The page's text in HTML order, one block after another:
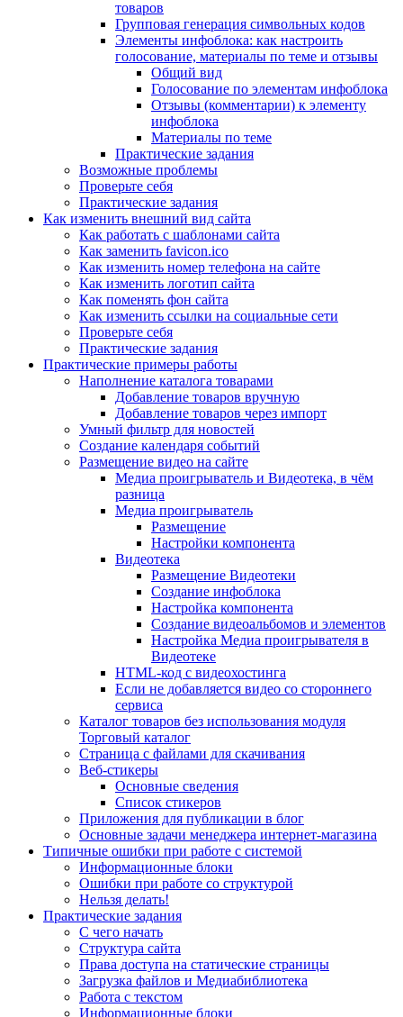
товаров
Групповая генерация символьных кодов
Элементы инфоблока: как настроить
голосование, материалы по теме и отзывы
Общий вид
Голосование по элементам инфоблока
Отзывы (комментарии) к элементу
инфоблока
Материалы по теме
Практические задания
Возможные проблемы
Проверьте себя
Практические задания
Как изменить внешний вид сайта
Как работать с шаблонами сайта
Как заменить favicon.ico
Как изменить номер телефона на сайте
Как изменить логотип сайта
Как поменять фон сайта
Как изменить ссылки на социальные сети
Проверьте себя
Практические задания
Практические примеры работы
Наполнение каталога товарами
Добавление товаров вручную
Добавление товаров через импорт
Умный фильтр для новостей
Создание календаря событий
Размещение видео на сайте
Медиа проигрыватель и Видеотека, в чём
разница
Медиа проигрыватель
Размещение
Настройки компонента
Видеотека
Размещение Видеотеки
Создание инфоблока
Настройка компонента
Создание видеоальбомов и элементов
Настройка Медиа проигрывателя в
Видеотеке
HTML-код с видеохостинга
Если не добавляется видео со стороннего
сервиса
Каталог товаров без использования модуля
Торговый каталог
Страница с файлами для скачивания
Веб-стикеры
Основные сведения
Список стикеров
Приложения для публикации в блог
Основные задачи менеджера интернет-магазина
Типичные ошибки при работе с системой
Информационные блоки
Ошибки при работе со структурой
Нельзя делать!
Практические задания
С чего начать
Структура сайта
Права доступа на статические страницы
Загрузка файлов и Медиабиблиотека
Работа с текстом
Информационные блоки